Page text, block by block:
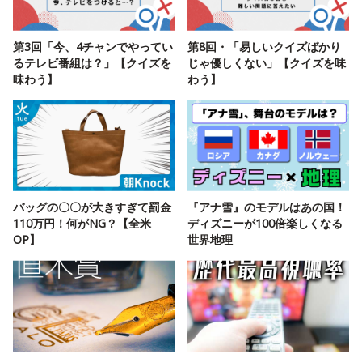
第3回「今、4チャンでやってい
るテレビ番組は？」【クイズを
味わう】
第8回・「易しいクイズばかり
じゃ優しくない」【クイズを味
わう】
バッグの〇〇が大きすぎて罰金
110万円！何がNG？【全米
OP】
『アナ雪』のモデルはあの国！
ディズニーが100倍楽しくなる
世界地理